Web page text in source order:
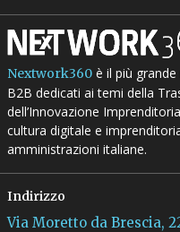
Nextwork360è il più
B2B dedicati ai temi della
dell’Innovazione
cultura digitale e
amministrazioni italiane.
Indirizzo
Via Moretto da Brescia,